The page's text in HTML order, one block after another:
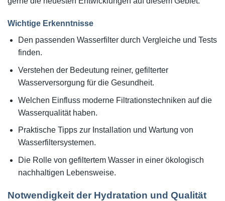
Wichtige Erkenntnisse
Den passenden Wasserfilter durch Vergleiche und Tests
finden.
Verstehen der Bedeutung reiner, gefilterter
Wasserversorgung für die Gesundheit.
Welchen Einfluss moderne Filtrationstechniken auf die
Wasserqualität haben.
Praktische Tipps zur Installation und Wartung von
Wasserfiltersystemen.
Die Rolle von gefiltertem Wasser in einer ökologisch
nachhaltigen Lebensweise.
Notwendigkeit der Hydratation und Qualität